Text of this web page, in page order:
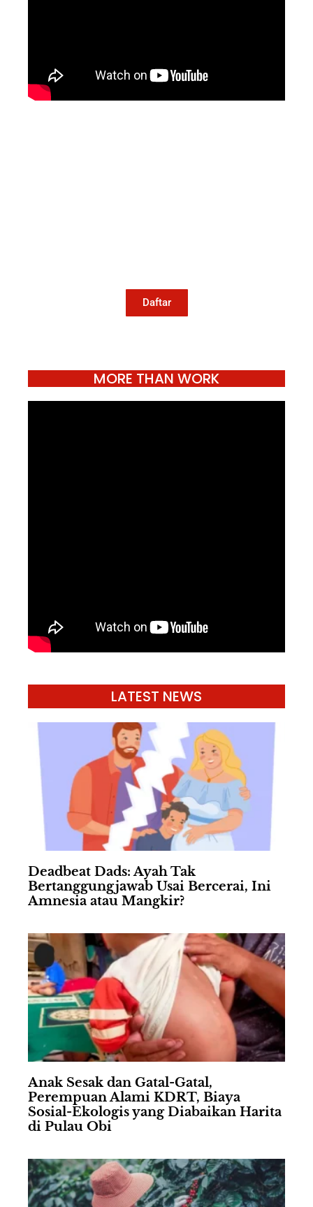
Daftar
MORE THAN WORK
LATEST NEWS
Deadbeat Dads: Ayah Tak
Bertanggungjawab Usai Bercerai, Ini
Amnesia atau Mangkir?
Anak Sesak dan Gatal-Gatal,
Perempuan Alami KDRT, Biaya
Sosial-Ekologis yang Diabaikan Harita
di Pulau Obi